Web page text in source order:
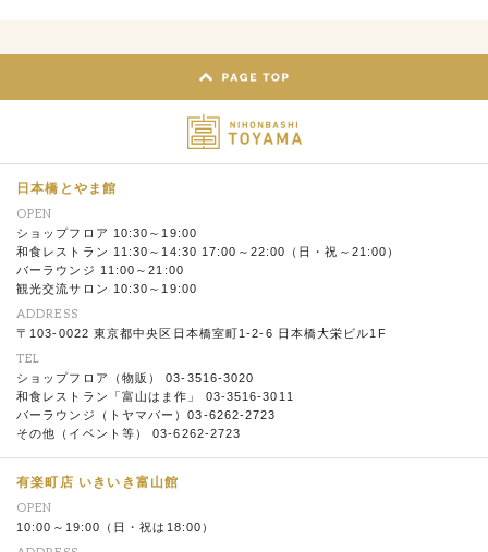
日本橋とやま館
OPEN
ショップフロア 10:30～19:00
和食レストラン 11:30～14:30 17:00～22:00（日・祝～21:00）
バーラウンジ 11:00～21:00
観光交流サロン 10:30～19:00
ADDRESS
〒103-0022 東京都中央区日本橋室町1-2-6 日本橋大栄ビル1F
TEL
ショップフロア（物販） 03-3516-3020
和食レストラン「富山はま作」 03-3516-3011
バーラウンジ（トヤマバー）03-6262-2723
その他（イベント等） 03-6262-2723
有楽町店 いきいき富山館
OPEN
10:00～19:00（日・祝は18:00）